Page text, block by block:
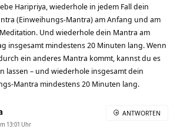
Haripriya, wiederhole in jedem Fall dein
(Einweihungs-Mantra) am Anfang und am
Und wiederhole dein Mantra am
insgesamt mindestens 20 Minuten lang. Wenn
ein anderes Mantra kommt, kannst du es
lassen – und wiederhole insgesamt dein
Mantra mindestens 20 Minuten lang.
13:01 Uhr
ANTWORTEN